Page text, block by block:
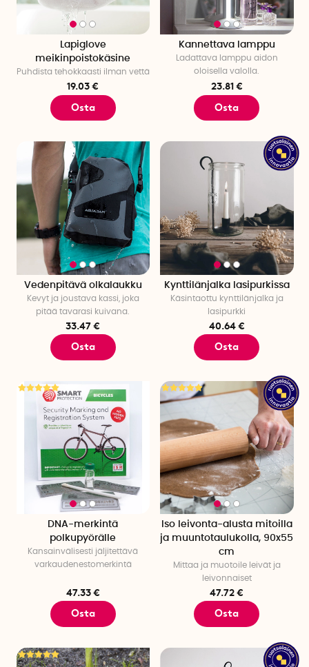
Lapiglove
meikinpoistokäsine
Puhdista tehokkaasti ilman vettä
19.03 €
Osta
Kannettava lamppu
Ladattava lamppu aidon
oloisella valolla.
23.81 €
Osta
Vedenpitävä olkalaukku
Kevyt ja joustava kassi, joka
pitää tavarasi kuivana.
33.47 €
Osta
Kynttilänjalka lasipurkissa
Käsintaottu kynttilänjalka ja
lasipurkki
40.64 €
Osta
DNA-merkintä
polkupyörälle
Kansainvälisesti jäljitettävä
varkaudenestomerkintä
47.33 €
Osta
Iso leivonta-alusta mitoilla
ja muuntotaulukolla, 90x55
cm
Mittaa ja muotoile leivät ja
leivonnaiset
47.72 €
Osta